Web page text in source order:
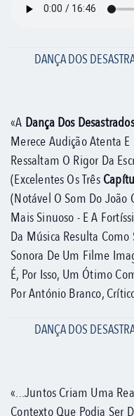
DANÇA DOS
«A Dança Dos Desastrados
Merece Audição Atenta
Ressaltam O Rigor Da
(excelentes Os Três
(notável O Som Do João
Mais Sinuoso - E A
Da Música Resulta Como
Sonora De Um Filme
É, Por Isso, Um Ótimo
Por António Branco,
DANÇA DOS
«...Juntos Criam Uma
Contexto Que Podia Ser